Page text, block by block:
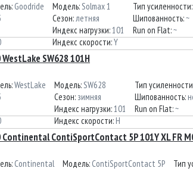
Goodride
Модель:Solmax 1
Сезон:летняя
Индекс нагрузки:101
Индекс скорости:Y
Тип усиленности:
Шипованность:~
Run on Flat:~
SW628 101H
WestLake
Модель:SW628
Сезон: зимняя
Индекс нагрузки:101
Индекс скорости: H
Тип
Шипованность:
Run on Flat:~
Continental ContiSportContact 5P 101Y XL FR
Continental
Модель: ContiSportContact 5P
Тип